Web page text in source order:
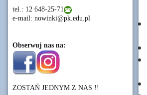
tel.: 12 648-25-71
e-mail: nowinki@pk.edu.pl
Obserwuj nas na:
ZOSTAŃ JEDNYM Z NAS !!